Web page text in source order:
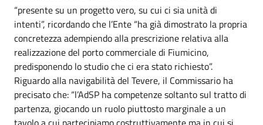
“presente su un progetto vero, su cui ci sia unità di
intenti”, ricordando che l’Ente “ha già dimostrato la propria
concretezza adempiendo alla prescrizione relativa alla
realizzazione del porto commerciale di Fiumicino,
predisponendo lo studio che ci era stato richiesto”.
Riguardo alla navigabilità del Tevere, il Commissario ha
precisato che: “l’AdSP ha competenze soltanto sul tratto di
partenza, giocando un ruolo piuttosto marginale a un